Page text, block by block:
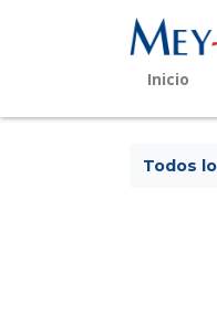
Inicio
Todos